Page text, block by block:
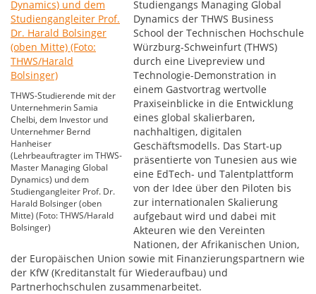
THWS-Studierende mit der
Unternehmerin Samia
Chelbi, dem Investor und
Unternehmer Bernd
Hanheiser
(Lehrbeauftragter im THWS-
Master Managing Global
Dynamics) und dem
Studiengangleiter Prof. Dr.
Harald Bolsinger (oben
Mitte) (Foto: THWS/Harald
Bolsinger)
Studiengangs Managing Global
Dynamics der THWS Business
School der Technischen Hochschule
Würzburg-Schweinfurt (THWS)
durch eine Livepreview und
Technologie-Demonstration in
einem Gastvortrag wertvolle
Praxiseinblicke in die Entwicklung
eines global skalierbaren,
nachhaltigen, digitalen
Geschäftsmodells. Das Start-up
präsentierte von Tunesien aus wie
eine EdTech- und Talentplattform
von der Idee über den Piloten bis
zur internationalen Skalierung
aufgebaut wird und dabei mit
Akteuren wie den Vereinten
Nationen, der Afrikanischen Union,
der Europäischen Union sowie mit Finanzierungspartnern wie
der KfW (Kreditanstalt für Wiederaufbau) und
Partnerhochschulen zusammenarbeitet.